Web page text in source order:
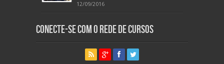
12/09/2016
Conecte-se com o Rede de Cursos